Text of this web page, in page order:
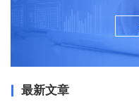
最新文章